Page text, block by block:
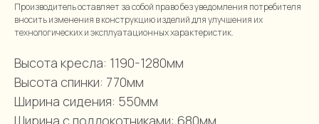
Производитель оставляет за собой право без уведомления потребителя
вносить изменения в конструкцию изделий для улучшения их
технологических и эксплуатационных характеристик.
Высота кресла: 1190-1280мм
Высота спинки: 770мм
Ширина сидения: 550мм
Ширина с подлокотниками: 680мм